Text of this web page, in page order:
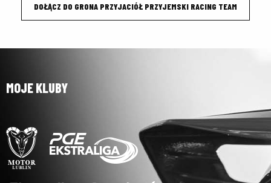
DOŁĄCZ DO GRONA PRZYJACIÓŁ PRZYJEMSKI RACING TEAM
MOJE KLUBY